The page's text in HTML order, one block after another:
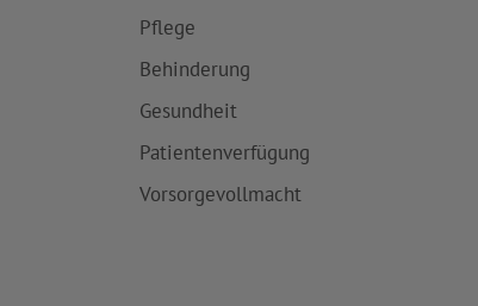
Pflege
Behinderung
Gesundheit
Patientenverfügung
Vorsorgevollmacht